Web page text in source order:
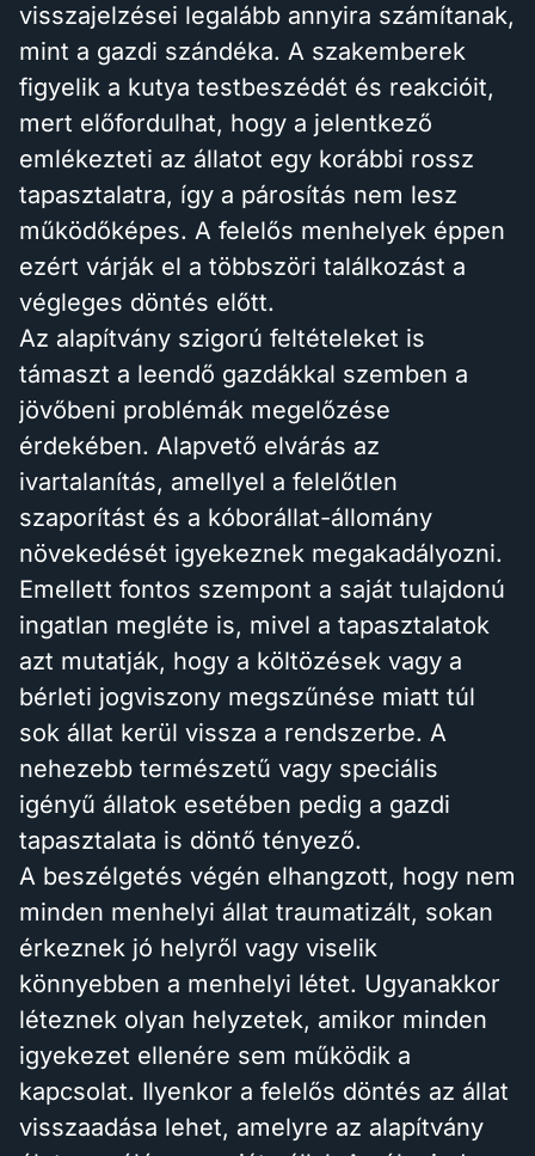
visszajelzései legalább annyira számítanak,
mint a gazdi szándéka. A szakemberek
figyelik a kutya testbeszédét és reakcióit,
mert előfordulhat, hogy a jelentkező
emlékezteti az állatot egy korábbi rossz
tapasztalatra, így a párosítás nem lesz
működőképes. A felelős menhelyek éppen
ezért várják el a többszöri találkozást a
végleges döntés előtt.
Az alapítvány szigorú feltételeket is
támaszt a leendő gazdákkal szemben a
jövőbeni problémák megelőzése
érdekében. Alapvető elvárás az
ivartalanítás, amellyel a felelőtlen
szaporítást és a kóborállat-állomány
növekedését igyekeznek megakadályozni.
Emellett fontos szempont a saját tulajdonú
ingatlan megléte is, mivel a tapasztalatok
azt mutatják, hogy a költözések vagy a
bérleti jogviszony megszűnése miatt túl
sok állat kerül vissza a rendszerbe. A
nehezebb természetű vagy speciális
igényű állatok esetében pedig a gazdi
tapasztalata is döntő tényező.
A beszélgetés végén elhangzott, hogy nem
minden menhelyi állat traumatizált, sokan
érkeznek jó helyről vagy viselik
könnyebben a menhelyi létet. Ugyanakkor
léteznek olyan helyzetek, amikor minden
igyekezet ellenére sem működik a
kapcsolat. Ilyenkor a felelős döntés az állat
visszaadása lehet, amelyre az alapítvány